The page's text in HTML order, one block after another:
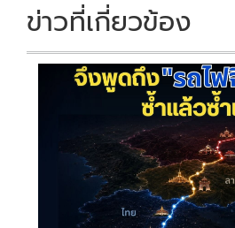
ข่าวที่เกี่ยวข้อง